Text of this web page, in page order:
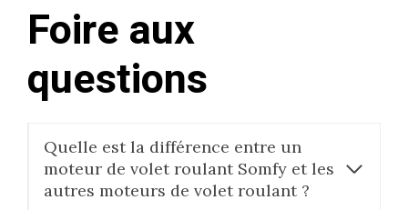
Foire aux
questions
Quelle est la différence entre un
moteur de volet roulant Somfy et les
autres moteurs de volet roulant ?